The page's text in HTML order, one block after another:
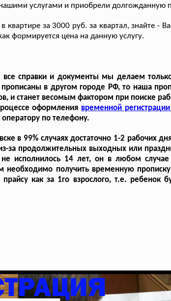
услугами и приобрели долгожданную
квартире за 3000 руб. за квартал, знайте -
формируется цена на данную услугу.
все справки и документы мы делаем
в другом городе РФ, то наша
и станет весомым фактором при поиске
оформления временной
по телефону.
в 99% случаях достаточно 1-2 рабочих
за продолжительных выходных или
не исполнилось 14 лет, он в любом
получить временную
как за 1го взрослого, т.е. ребенок